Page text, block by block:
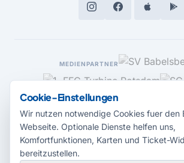
MEDIENPARTNER
Cookie-Einstellungen
Wir nutzen notwendige Cookies fuer den
Webseite. Optionale Dienste helfen uns,
Komfortfunktionen, Karten und Ticket-
bereitzustellen.